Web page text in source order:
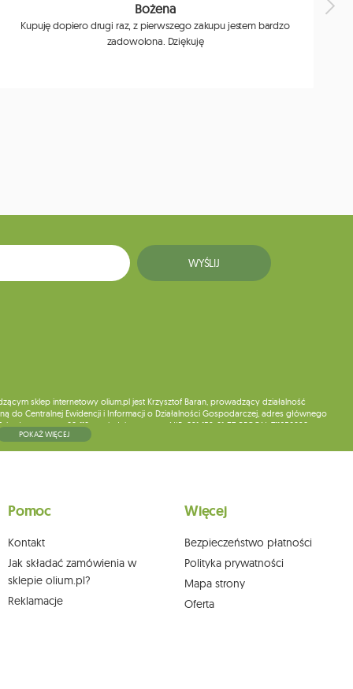
Bożena
Kupuję dopiero drugi raz, z pierwszego zakupu jestem bardzo
zadowolona. Dziękuję
WYŚLIJ
sklep internetowy olium.pl jest Krzysztof Baran, prowadzący działalność
do Centralnej Ewidencji i Informacji o Działalności Gospodarczej, adres głównego
pocztowy: 08-110, posiadający numer NIP: 821-152-01-37, REGON: 711650928 .
do chwili rezygnacji z subskrypcji.
na adres siedziby.
POKAŻ WIĘCEJ
Pomoc
Kontakt
Jak składać zamówienia w
sklepie olium.pl?
Reklamacje
Więcej
Bezpieczeństwo płatności
Polityka prywatności
Mapa strony
Oferta